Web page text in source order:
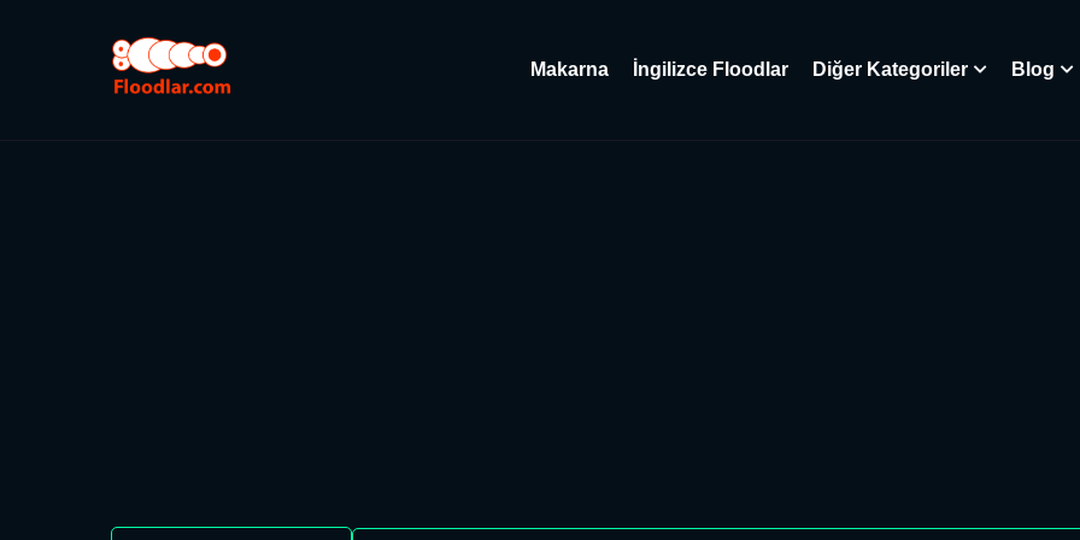
Makarna İngilizce Floodlar Diğer Kategoriler Blog